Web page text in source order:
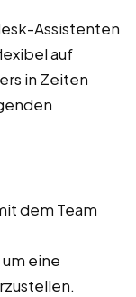
Assistenten
auf
in Zeiten
dem Team
eine